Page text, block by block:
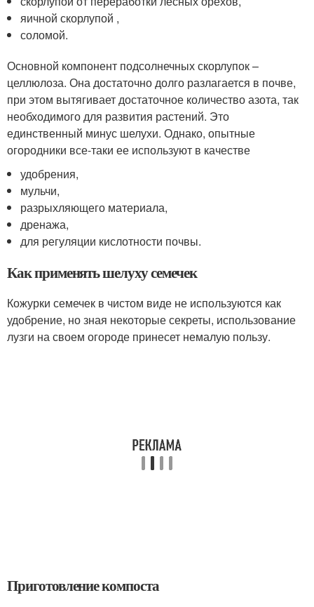
яичной скорлупой ,
соломой.
Основной компонент подсолнечных скорлупок –
целлюлоза. Она достаточно долго разлагается в почве,
при этом вытягивает достаточное количество азота, так
необходимого для развития растений. Это
единственный минус шелухи. Однако, опытные
огородники все-таки ее используют в качестве
удобрения,
мульчи,
разрыхляющего материала,
дренажа,
для регуляции кислотности почвы.
Как применять шелуху семечек
Кожурки семечек в чистом виде не используются как
удобрение, но зная некоторые секреты, использование
лузги на своем огороде принесет немалую пользу.
Приготовление компоста